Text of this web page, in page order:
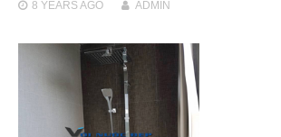
8 YEARSAGO ADMIN